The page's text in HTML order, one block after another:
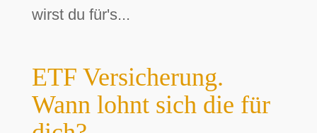
wirst du für's...
ETF Versicherung.
Wann lohnt sich die für